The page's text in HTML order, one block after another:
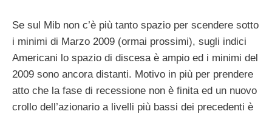
Se sul Mib non c’è più tanto spazio per scendere sotto
i minimi di Marzo 2009 (ormai prossimi), sugli indici
Americani lo spazio di discesa è ampio ed i minimi del
2009 sono ancora distanti. Motivo in più per prendere
atto che la fase di recessione non è finita ed un nuovo
crollo dell’azionario a livelli più bassi dei precedenti è